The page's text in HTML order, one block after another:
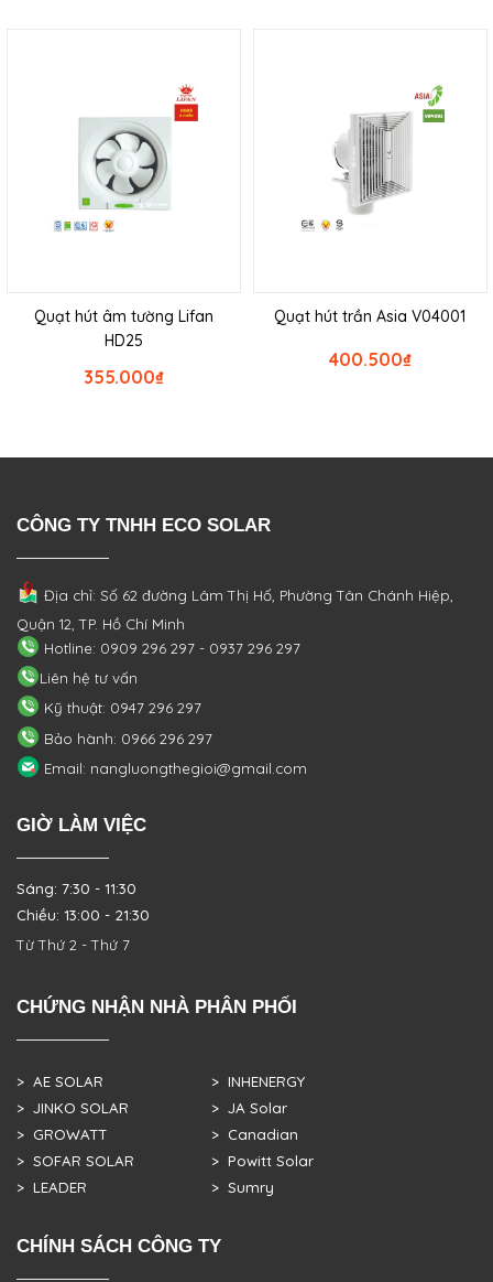
Quạt hút âm tường Lifan
HD25
₫
355.000
Quạt hút trần Asia V04001
₫
400.500
CÔNG TY TNHH ECO SOLAR
Địa chỉ: Số 62 đường Lâm Thị Hố, PhườngTân Chánh Hiệp,
Quận 12, TP. Hồ Chí Minh
Hotline: 0909 296 297 - 0937 296 297
Liên hệ tư vấn
Kỹ thuật: 0947 296 297
Bảo hành: 0966 296 297
Email: nangluongthegioi@gmail.com
GIỜ LÀM VIỆC
Sáng: 7:30 - 11:30
Chiều: 13:00 - 21:30
Từ Thứ 2 - Thứ 7
CHỨNG NHẬN NHÀ PHÂN PHỐI
> AE SOLAR
> JINKO SOLAR
> GROWATT
> SOFAR SOLAR
> LEADER
> INHENERGY
> JA Solar
> Canadian
> Powitt Solar
> Sumry
CHÍNH SÁCH CÔNG TY